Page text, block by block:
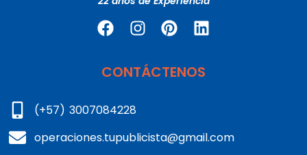
CONTÁCTENOS
(+57) 3007084228
operaciones.tupublicista@gmail.com